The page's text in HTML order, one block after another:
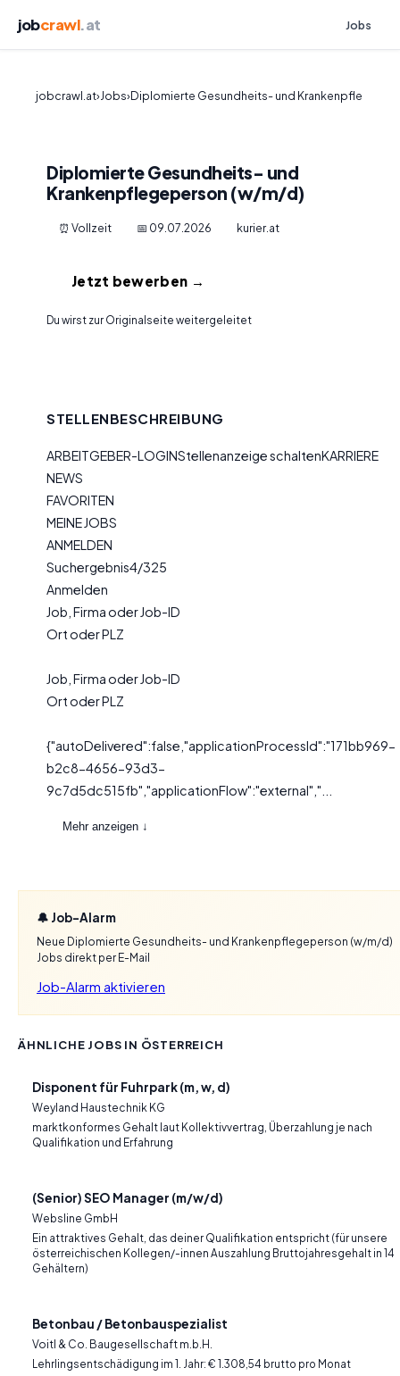
jobcrawl.at Jobs
jobcrawl.at›Jobs›Diplomierte Gesundheits- und Krankenpfle
Diplomierte Gesundheits- und
Krankenpflegeperson (w/m/d)
⏰ Vollzeit 📅 09.07.2026 kurier.at
Jetzt bewerben →
Du wirst zur Originalseite weitergeleitet
STELLENBESCHREIBUNG
ARBEITGEBER-LOGINStellenanzeige schaltenKARRIERE
NEWS
FAVORITEN
MEINE JOBS
ANMELDEN
Suchergebnis4/325
Anmelden
Job, Firma oder Job-ID
Ort oder PLZ
Job, Firma oder Job-ID
Ort oder PLZ
{"autoDelivered":false,"applicationProcessId":"171bb969-
b2c8-4656-93d3-
9c7d5dc515fb","applicationFlow":"external","...
Mehr anzeigen ↓
🔔 Job-Alarm
Neue Diplomierte Gesundheits- und Krankenpflegeperson (w/m/d)
Jobs direkt per E-Mail
Job-Alarm aktivieren
ÄHNLICHE JOBS IN ÖSTERREICH
Disponent für Fuhrpark (m, w, d)
Weyland Haustechnik KG
marktkonformes Gehalt laut Kollektivvertrag, Überzahlung je nach
Qualifikation und Erfahrung
(Senior) SEO Manager (m/w/d)
Websline GmbH
Ein attraktives Gehalt, das deiner Qualifikation entspricht (für unsere
österreichischen Kollegen/-innen Auszahlung Bruttojahresgehalt in 14
Gehältern)
Betonbau / Betonbauspezialist
Voitl & Co. Baugesellschaft m.b.H.
Lehrlingsentschädigung im 1. Jahr: € 1.308,54 brutto pro Monat